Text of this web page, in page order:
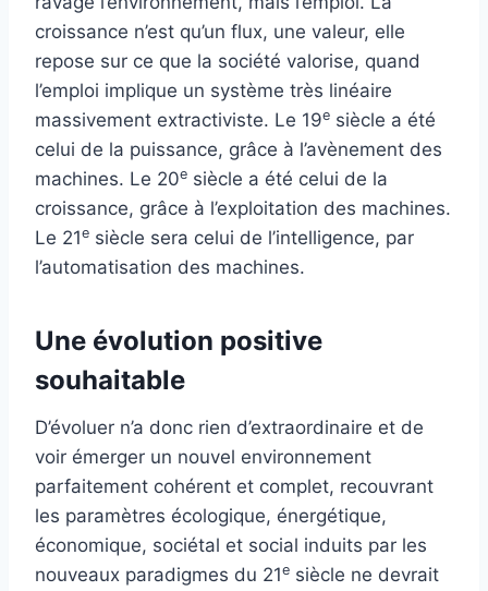
croissance n’est qu’un flux, une valeur, elle
repose sur ce que la société valorise, quand
l’emploi implique un système très linéaire
massivement extractiviste. Le 19e siècle a été
celui de la puissance, grâce à l’avènement des
machines. Le 20e siècle a été celui de la
croissance, grâce à l’exploitation des machines.
Le 21e siècle sera celui de l’intelligence, par
l’automatisation des machines.
Une évolution positive
souhaitable
D’évoluer n’a donc rien d’extraordinaire et de
voir émerger un nouvel environnement
parfaitement cohérent et complet, recouvrant
les paramètres écologique, énergétique,
économique, sociétal et social induits par les
nouveaux paradigmes du 21e siècle ne devrait